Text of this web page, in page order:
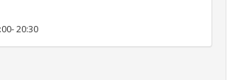
20:30